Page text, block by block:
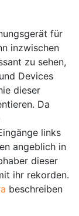
für
inzwischen
zu sehen,
Devices
dieser
Da
links
angeblich in
dieser
ihr rekorden.
beschreiben